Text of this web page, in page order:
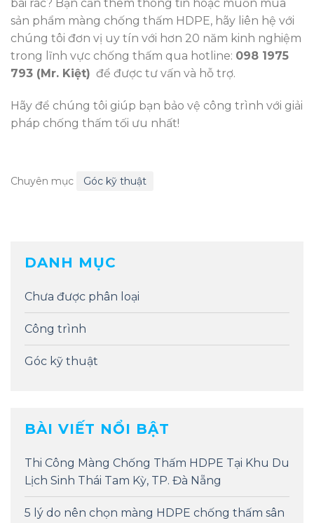
bãi rác? Bạn cần thêm thông tin hoặc muốn mua
sản phẩm màng chống thấm HDPE, hãy liên hệ với
chúng tôi đơn vị uy tín với hơn 20 năm kinh nghiệm
trong lĩnh vực chống thấm qua hotline: 098 1975
793 (Mr. Kiệt) để được tư vấn và hỗ trợ.
Hãy để chúng tôi giúp bạn bảo vệ công trình với giải
pháp chống thấm tối ưu nhất!
Chuyên mục Góc kỹ thuật
DANH MỤC
Chưa được phân loại
Công trình
Góc kỹ thuật
BÀI VIẾT NỔI BẬT
Thi Công Màng Chống Thấm HDPE Tại Khu Du
Lịch Sinh Thái Tam Kỳ, TP. Đà Nẵng
5 lý do nên chọn màng HDPE chống thấm sân